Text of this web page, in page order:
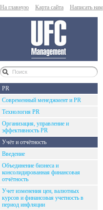
На главную Карта сайта Написать нам
PR
Современный менеджмент и PR
Технология PR
Организация, управление и
эффективность PR
Учёт и отчётность
Введение
Объединение бизнеса и
консолидированная финансовая
отчётность
Учет изменения цен, валютных
курсов и финансовая учетность в
период инфляции